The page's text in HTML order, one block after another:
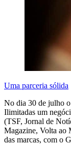
Uma parceria sólida
No dia 30 de julho
Ilimitadas um
(TSF, Jornal de
Magazine, Volta ao
das marcas, com o